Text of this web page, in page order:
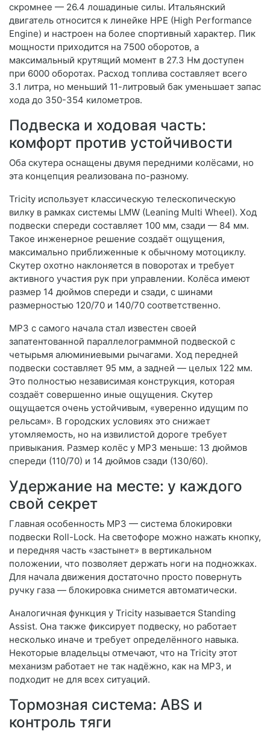
скромнее — 26.4 лошадиные силы. Итальянский
двигатель относится к линейке HPE (High Performance
Engine) и настроен на более спортивный характер. Пик
мощности приходится на 7500 оборотов, а
максимальный крутящий момент в 27.3 Нм доступен
при 6000 оборотах. Расход топлива составляет всего
3.1 литра, но меньший 11-литровый бак уменьшает запас
хода до 350-354 километров.
Подвеска и ходовая часть:
комфорт против устойчивости
Оба скутера оснащены двумя передними колёсами, но
эта концепция реализована по-разному.
Tricity использует классическую телескопическую
вилку в рамках системы LMW (Leaning Multi Wheel). Ход
подвески спереди составляет 100 мм, сзади — 84 мм.
Такое инженерное решение создаёт ощущения,
максимально приближенные к обычному мотоциклу.
Скутер охотно наклоняется в поворотах и требует
активного участия рук при управлении. Колёса имеют
размер 14 дюймов спереди и сзади, с шинами
размерностью 120/70 и 140/70 соответственно.
MP3 с самого начала стал известен своей
запатентованной параллелограммной подвеской с
четырьмя алюминиевыми рычагами. Ход передней
подвески составляет 95 мм, а задней — целых 122 мм.
Это полностью независимая конструкция, которая
создаёт совершенно иные ощущения. Скутер
ощущается очень устойчивым, «уверенно идущим по
рельсам». В городских условиях это снижает
утомляемость, но на извилистой дороге требует
привыкания. Размер колёс у MP3 меньше: 13 дюймов
спереди (110/70) и 14 дюймов сзади (130/60).
Удержание на месте: у каждого
свой секрет
Главная особенность MP3 — система блокировки
подвески Roll-Lock. На светофоре можно нажать кнопку,
и передняя часть «застынет» в вертикальном
положении, что позволяет держать ноги на подножках.
Для начала движения достаточно просто повернуть
ручку газа — блокировка снимется автоматически.
Аналогичная функция у Tricity называется Standing
Assist. Она также фиксирует подвеску, но работает
несколько иначе и требует определённого навыка.
Некоторые владельцы отмечают, что на Tricity этот
механизм работает не так надёжно, как на MP3, и
подходит не для всех ситуаций.
Тормозная система: ABS и
контроль тяги